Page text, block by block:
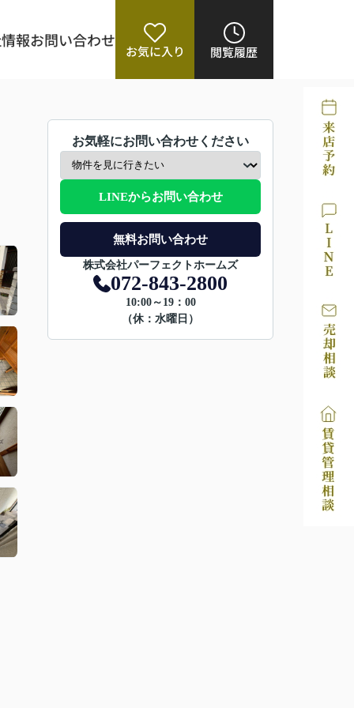
報お問い合わせ
お気に入り 閲覧履歴
お気軽にお問い合わせください
LINEからお問い合わせ
無料お問い合わせ
株式会社パーフェクトホームズ
072-843-2800
10:00～19：00
（休：水曜日）